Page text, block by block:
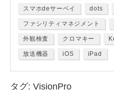
スマホdeサーベイ dots
ファシリティマネジメント
外観検査 クロマキー
放送機器 iOS iPad
タグ: VisionPro